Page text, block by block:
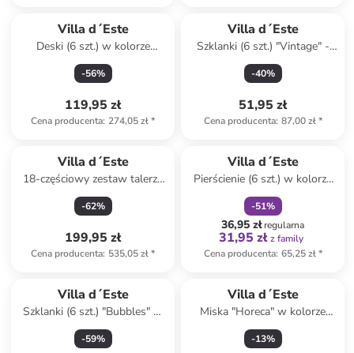
Villa d´Este
Deski (6 szt.) w kolorze
brązowym ze wzorem do
krojenia - 13 x 20 x 2 cm
-56%
119,95 zł
Cena producenta: 274,05 zł*
Villa d´Este
Szklanki (6 szt.) "Vintage" -
375 ml
-40%
51,95 zł
Cena producenta: 87,00 zł*
Villa d´Este
18-częściowy zestaw talerzy
"Sand" w kolorze beżowo-
białym
-62%
199,95 zł
Cena producenta: 535,05 zł*
Villa d´Este
Pierścienie (6 szt.) w kolorze
brązowo-beżowym do
serwetek - Ø 4,5 cm
-51%
36,95 złregularna
31,95 zł z family
Cena producenta: 65,25 zł*
Villa d´Este
Szklanki (6 szt.) "Bubbles" w
kolorze fioletowym - 325 ml
-59%
Villa d´Este
Miska "Horeca" w kolorze
czarnym - Ø 12,5 cm
-13%